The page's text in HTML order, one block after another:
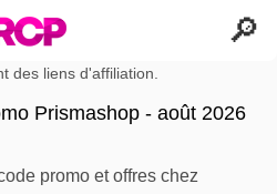
des liens d'affiliation.
Prismashop - août 2026
promo et offres chez